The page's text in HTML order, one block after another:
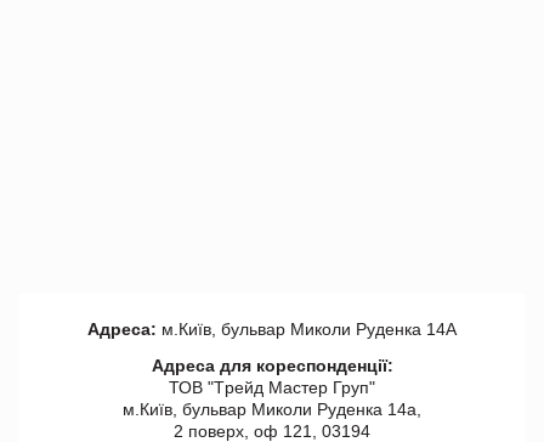
Адреса: м.Київ, бульвар Миколи Руденка 14А
Адреса для кореспонденції:
ТОВ "Tрейд Мастер Груп"
м.Київ, бульвар Миколи Руденка 14а,
2 поверх, оф 121, 03194